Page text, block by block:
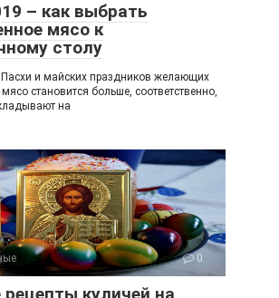
– как выбрать
мясо к
столу
и майских праздников желающих
становится больше, соответственно,
на
0